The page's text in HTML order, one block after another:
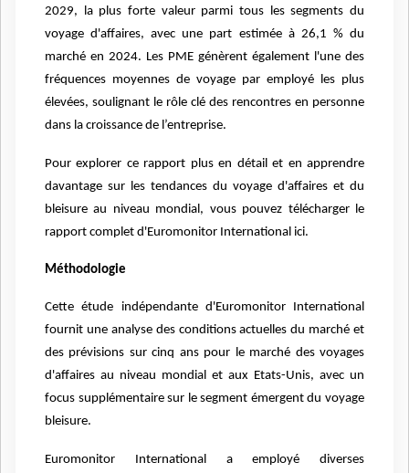
2029, la plus forte valeur parmi tous les segments du
voyage d'affaires, avec une part estimée à 26,1 % du
marché en 2024. Les PME génèrent également l'une des
fréquences moyennes de voyage par employé les plus
élevées, soulignant le rôle clé des rencontres en personne
dans la croissance de l’entreprise.
Pour explorer ce rapport plus en détail et en apprendre
davantage sur les tendances du voyage d'affaires et du
bleisure au niveau mondial, vous pouvez télécharger le
rapport complet d'Euromonitor International ici.
Méthodologie
Cette étude indépendante d'Euromonitor International
fournit une analyse des conditions actuelles du marché et
des prévisions sur cinq ans pour le marché des voyages
d'affaires au niveau mondial et aux Etats-Unis, avec un
focus supplémentaire sur le segment émergent du voyage
bleisure.
Euromonitor International a employé diverses